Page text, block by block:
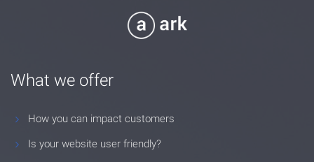
What we offer
How you can impact customers
Is your website user friendly?